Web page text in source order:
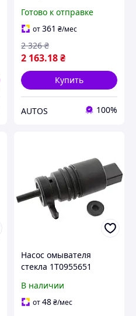
VIANO (W639), VITO /
MIXTO (W639), VITO
(W639), SMART FORTWO
Готово к отправке
от361 ₴/мес
2 163.18₴
2 326 ₴
Купить
AUTOS 100%
Насос омывателя
стекла 1T0955651
W202 W203 W204 W211
мерседес
В наличии
от48₴/мес